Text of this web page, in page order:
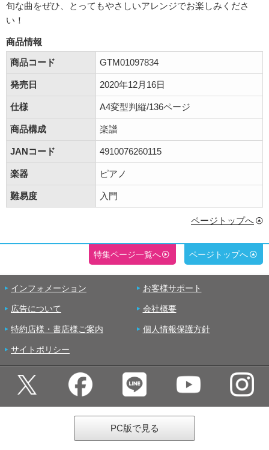
旬な曲をぜひ、とってもやさしいアレンジでお楽しみくださ
い！
商品情報
商品コード
GTM01097834
発売日 2020年12月16日
仕様 A4変型判縦/136ページ
商品構成 楽譜
JANコード 4910076260115
楽器 ピアノ
難易度 入門
ページトップへ
特集ページ一覧へ ページトップへ
インフォメーション お客様サポート
広告について 会社概要
特約店様・書店様ご案内 個人情報保護方針
サイトポリシー
PC版で見る